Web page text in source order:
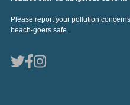
Please report your pollution
beach-goers safe.